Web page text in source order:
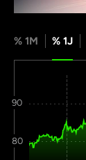
% 1M % 1J
80
90